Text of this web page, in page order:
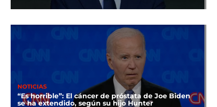
NOTICIAS
“Es horrible”: El cáncer de próstata de Joe Biden
se ha extendido, según su hijo Hunter